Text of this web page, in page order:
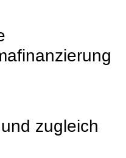
zugleich